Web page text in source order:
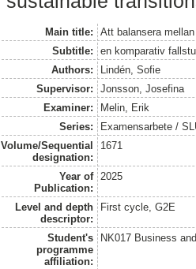
Main title:
Att balansera
Subtitle:
en komparativ
Authors:
Lindén, Sofie
Supervisor:
Jonsson, Josefina
Examiner:
Melin, Erik
Series:
Examensarbete /
Volume/Sequential
designation:
1671
Year of
Publication:
2025
Level and depth
descriptor:
First cycle, G2E
Student's
programme
affiliation:
NK017 Business